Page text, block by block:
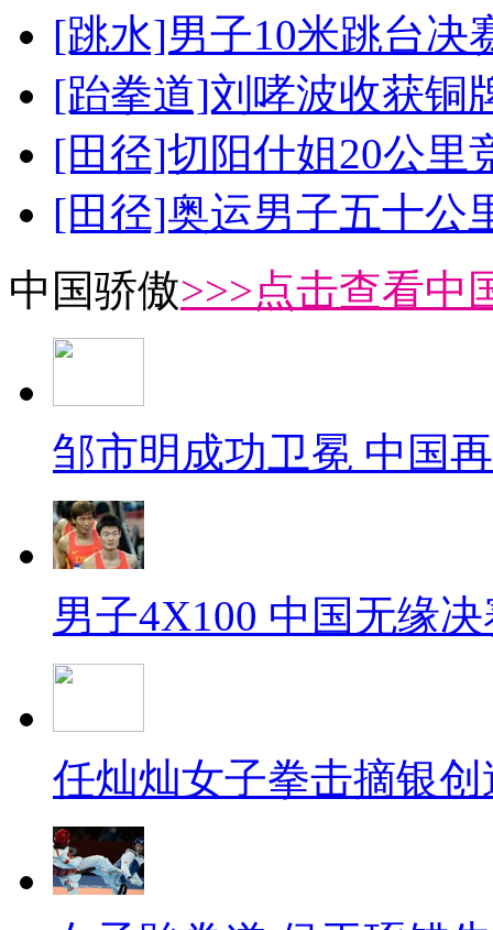
[跳水]男子10米跳台决
[跆拳道]刘哮波收获铜
[田径]切阳什姐20公里
[田径]奥运男子五十公
中国骄傲>>>点击查看中
邹市明成功卫冕 中国
男子4X100 中国无缘
任灿灿女子拳击摘银